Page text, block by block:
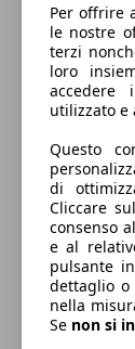
Diesel
Carburante
133 g/km
Emissioni
Ø 5.1 l/
Per offrire
le nostre
terzi
loro
accedere
utilizzato e
Questo
di
Cliccare
consenso
e al
pulsante
dettaglio o
nella
Se non si